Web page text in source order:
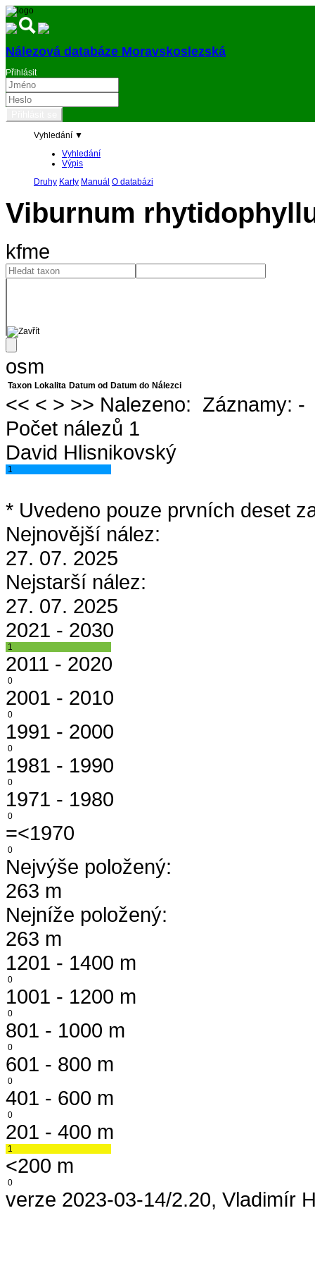
Nálezová databáze Moravskoslezská
Přihlásit
Vyhledání ▼
Vyhledání
Výpis
Druhy Karty Manuál O databázi
Viburnum
kfme
osm
Taxon Lokalita Datum od Datum do Nálezci
<< < > >> Nalezeno: Záznamy: -
Počet nálezů 1
David Hlisnikovský
1
* Uvedeno pouze prvních deset
Nejnovější nález:
27. 07. 2025
Nejstarší nález:
27. 07. 2025
2021 - 2030
1
2011 - 2020
0
2001 - 2010
0
1991 - 2000
0
1981 - 1990
0
1971 - 1980
0
=<1970
0
Nejvýše položený:
263 m
Nejníže položený:
263 m
1201 - 1400 m
0
1001 - 1200 m
0
801 - 1000 m
0
601 - 800 m
0
401 - 600 m
0
201 - 400 m
1
<200 m
0
verze 2023-03-14/2.20, Vladimír